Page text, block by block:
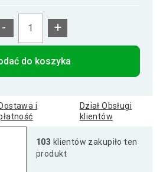
- +
do koszyka
Dostawa i
Dział Obsługi
klientów
103 klientów zakupiło ten
produkt